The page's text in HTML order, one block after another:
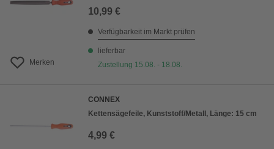
Merken
10,99 €
Verfügbarkeit im Markt prüfen
lieferbar
Zustellung 15.08. - 18.08.
CONNEX
Kettensägefeile, Kunststoff/Metall, Länge: 15 cm
4,99 €